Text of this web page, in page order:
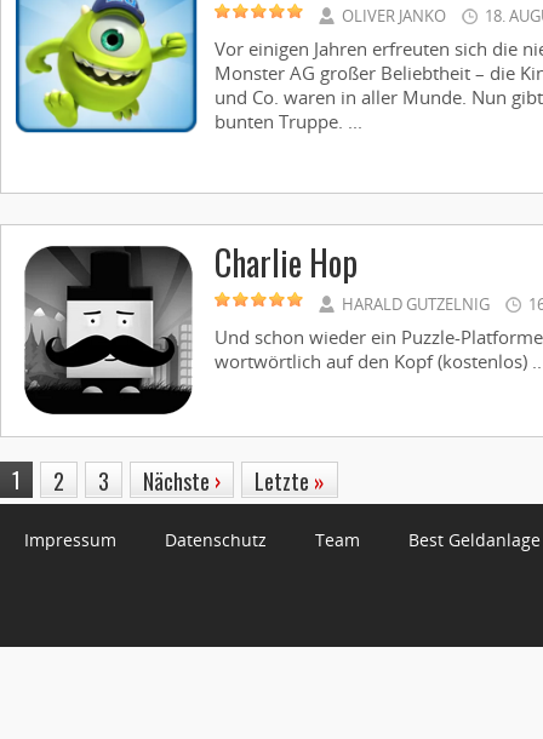
OLIVER JANKO 18.
Vor einigen Jahren erfreuten sich die
Monster AG großer Beliebtheit – die
und Co. waren in aller Munde. Nun
bunten Truppe. ...
Charlie Hop
HARALD GUTZELNIG
Und schon wieder ein Puzzle-
wortwörtlich auf den Kopf (kostenlos)
1 2 3 Nächste › Letzte »
Impressum Datenschutz Team Best Geldanlage